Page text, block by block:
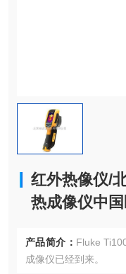
红外热像仪/
热成像仪中
产品简介： Fluke
成像仪已经到来。